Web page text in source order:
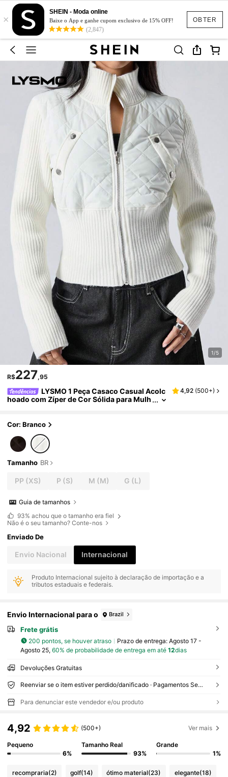
OBTER
×
SHEIN - Moda online
Baixe o App e ganhe cupom exclusivo de 15% OFF!
(2,847)
1/5
R$227,95
LYSMO 1 Peça Casaco Casual Acolc
hoado com Zíper de Cor Sólida para Mulh
4,92 (500+)
Cor: Branco
Tamanho BR
PP (XS) P (S) M (M) G (L)
Guia de tamanhos
93% achou que o tamanho era fiel
Não é o seu tamanho? Conte-nos
Enviado De
Envio Nacional Internacional
Produto Internacional sujeito à declaração de importação e a
tributos estaduais e federais.
Envio Internacional para o Brazil
Frete grátis
200 pontos, se houver atraso Prazo de entrega: Agosto 17 -
Agosto 25, 60% de probabilidade de entrega em até 12dias
Devoluções Gratuitas
Reenviar se o item estiver perdido/danificado · Pagamentos Seguros · Proteção de privacidade
Para denunciar este vendedor e/ou produto
4,92 (500+) Ver mais
Pequeno
6%
Tamanho Real
93%
Grande
1%
recompraria(2) golf(14) ótimo material(23) elegante(18)